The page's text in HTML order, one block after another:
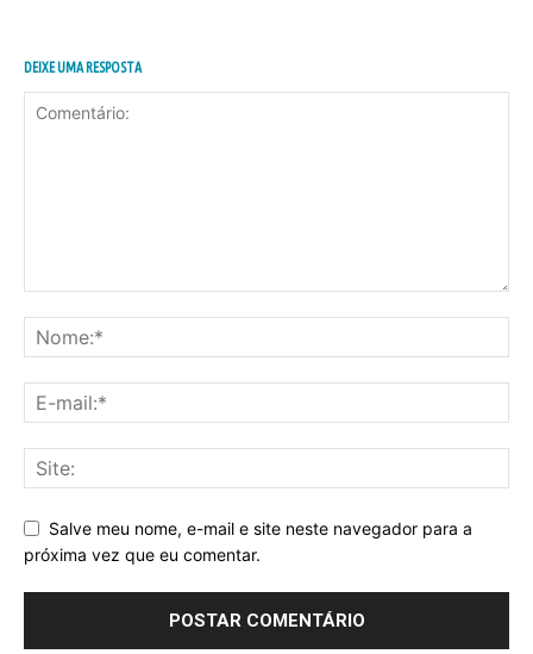
DEIXE UMA RESPOSTA
Salve meu nome, e-mail e site neste navegador para a
próxima vez que eu comentar.